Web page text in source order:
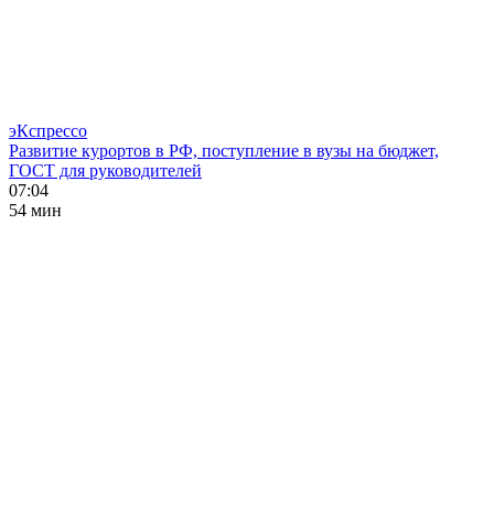
эКспрессо
Развитие курортов в РФ, поступление в вузы на бюджет,
ГОСТ для руководителей
07:04
54 мин